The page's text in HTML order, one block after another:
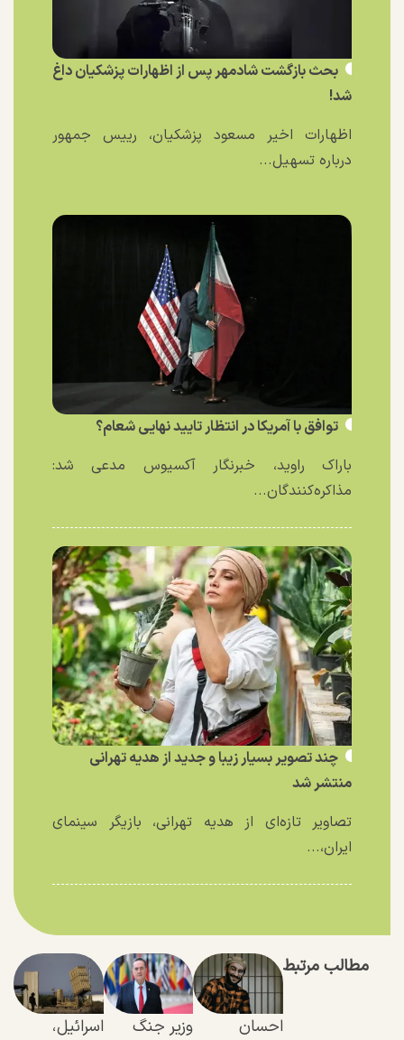
بحث بازگشت شادمهر پس از اظهارات پزشکیان داغ
شد!
اظهارات اخیر مسعود پزشکیان، رییس جمهور
درباره تسهیل...
توافق با آمریکا در انتظار تایید نهایی شعام؟
باراک راوید، خبرنگار آکسیوس مدعی شد:
مذاکره‌کنندگان...
چند تصویر بسیار زیبا و جدید از هدیه تهرانی
منتشر شد
تصاویر تازه‌ای از هدیه تهرانی، بازیگر سینمای
ایران،...
مطالب مرتبط
احسان
وزیر جنگ
اسرائیل،